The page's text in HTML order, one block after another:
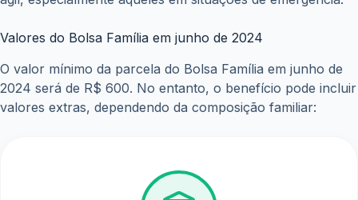
Valores do Bolsa Família em junho de 2024
O valor mínimo da parcela do Bolsa Família em junho de
2024 será de R$ 600. No entanto, o benefício pode incluir
valores extras, dependendo da composição familiar: